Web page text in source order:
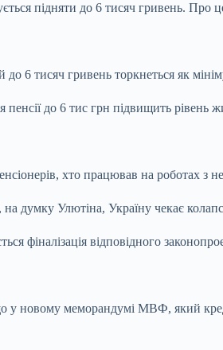
підняти до 6 тисяч гривень. Про
6 тисяч гривень торкнеться як
до 6 тис грн підвищить рівень
хто працював на роботах з
думку Улютіна, Україну чекає
фіналізація відповідного
меморандумі МВФ, який